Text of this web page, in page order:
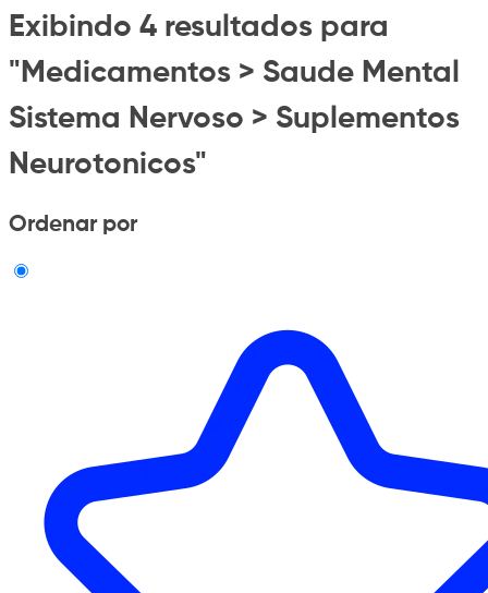
Exibindo 4 resultados para
"Medicamentos > Saude Mental
Sistema Nervoso > Suplementos
Neurotonicos"
Ordenar por